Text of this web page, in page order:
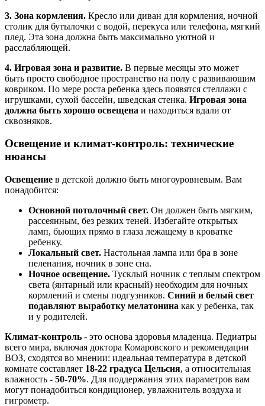
3. Зона кормления. Кресло или диван для кормления, ночной
столик для бутылочки с водой, перекуса или телефона, мягкий
плед. Эта зона должна быть максимально уютной и
расслабляющей.
4. Игровая зона и развитие. В первые месяцы это может
быть просто свободное пространство на полу с развивающим
ковриком. По мере роста ребенка здесь появятся стеллажи с
игрушками, сухой бассейн, шведская стенка. Игровая зона
должна быть хорошо освещена и находиться вдали от
сквозняков.
Освещение и климат-контроль: технические
нюансы
Освещение в детской должно быть многоуровневым. Вам
понадобится:
Основной потолочный свет. Он должен быть мягким,
рассеянным, без резких теней. Избегайте открытых
ламп, бьющих прямо в глаза лежащему в кроватке
ребенку.
Локальный свет. Настольная лампа или бра в зоне
пеленания, ночник в зоне сна.
Ночное освещение. Тусклый ночник с теплым спектром
света (янтарный или красный) необходим для ночных
кормлений и смены подгузников. Синий и белый свет
подавляют выработку мелатонина как у ребенка, так
и у родителей.
Климат-контроль - это основа здоровья младенца. Педиатры
всего мира, включая доктора Комаровского и рекомендации
ВОЗ, сходятся во мнении: идеальная температура в детской
комнате составляет 18-22 градуса Цельсия, а относительная
влажность - 50-70%. Для поддержания этих параметров вам
могут понадобиться кондиционер, увлажнитель воздуха и
гигрометр.